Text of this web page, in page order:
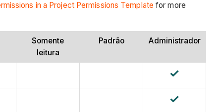
in a Project Permissions Template for more
Somente
leitura
Padrão Administrador